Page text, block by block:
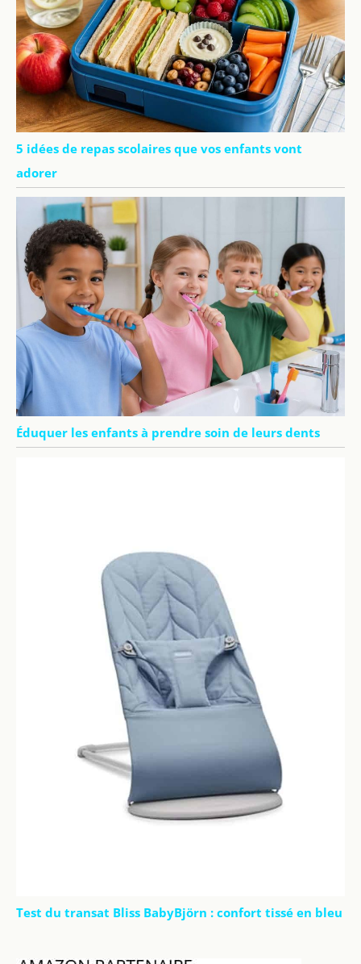
5 idées de repas scolaires que vos enfants vont
adorer
Éduquer les enfants à prendre soin de leurs dents
Test du transat Bliss BabyBjörn : confort tissé en bleu